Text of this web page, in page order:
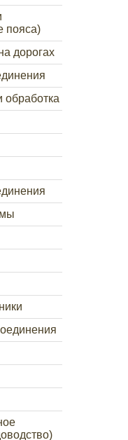
пояса)
дорогах